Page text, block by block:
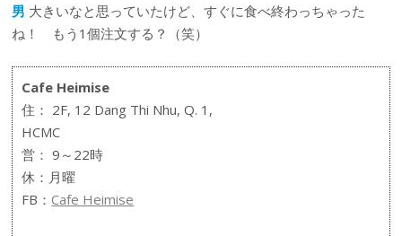
男 大きいなと思っていたけど、すぐに食べ終わっちゃった
ね！ もう1個注文する？（笑）
Cafe Heimise
住： 2F, 12 Dang Thi Nhu, Q. 1,
HCMC
営： 9～22時
休：月曜
FB：Cafe Heimise